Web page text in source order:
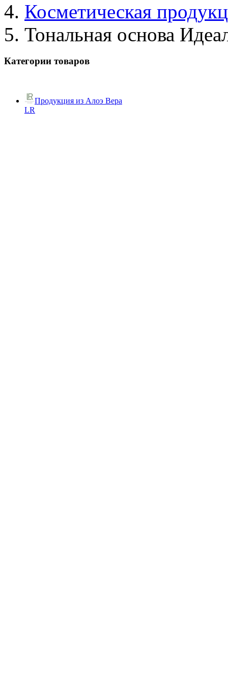
Косметическая
Тональная основа
Категории товаров
Продукция из Алоэ Вера
LR